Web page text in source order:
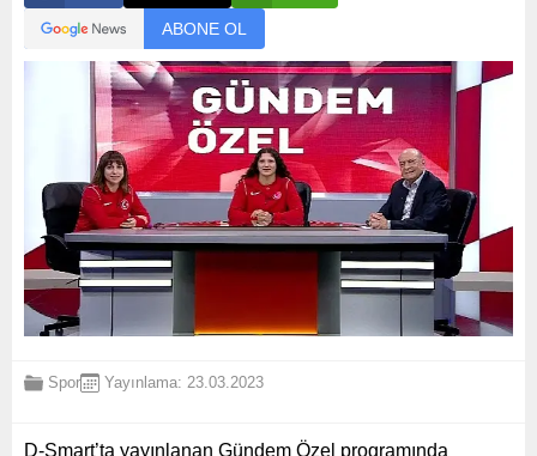
ABONE OL
Spor Yayınlama: 23.03.2023
D-Smart’ta yayınlanan Gündem Özel programında